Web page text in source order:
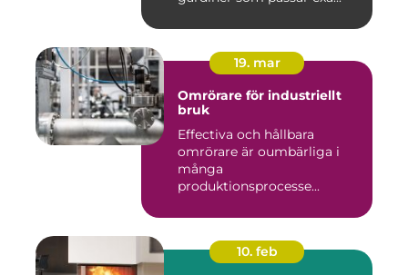
19. mar
Omrörare för industriellt
bruk
Effectiva och hållbara
omrörare är oumbärliga i
många
produktionsprocesse...
10. feb